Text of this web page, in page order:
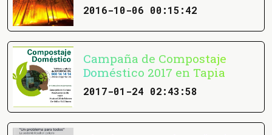
2016-10-06 00:15:42
Campaña de Compostaje
Doméstico 2017 en Tapia
2017-01-24 02:43:58